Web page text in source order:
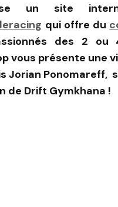
un site
qui offre du
des 2 ou
vous présente une
Jorian Ponomareff,
de Drift Gymkhana !